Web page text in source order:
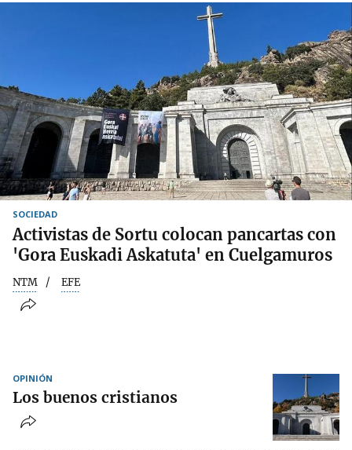
SOCIEDAD
Activistas de Sortu colocan pancartas con
'Gora Euskadi Askatuta' en Cuelgamuros
NTM EFE
OPINIÓN
Los buenos cristianos